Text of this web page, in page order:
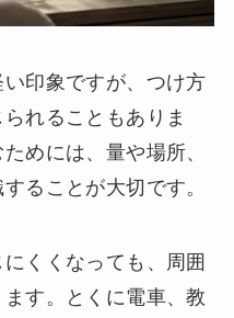
印象ですが、つけ方
れることもありま
めには、量や場所、
ることが大切です。
くくなっても、周囲
す。とくに電車、教